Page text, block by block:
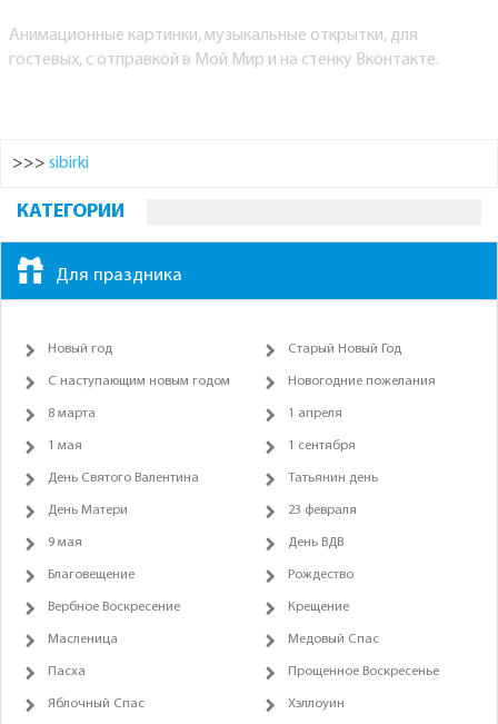
Анимационные картинки, музыкальные открытки, для
гостевых, с отправкой в Мой Мир и на стенку Вконтакте.
>>> sibirki
КАТЕГОРИИ
Для праздника
Новый год Старый Новый Год
С наступающим новым годом Новогодние пожелания
8 марта 1 апреля
1 мая 1 сентября
День Святого Валентина Татьянин день
День Матери 23 февраля
9 мая День ВДВ
Благовещение Рождество
Вербное Воскресение Крещение
Масленица Медовый Спас
Пасха Прощенное Воскресенье
Яблочный Спас Хэллоуин